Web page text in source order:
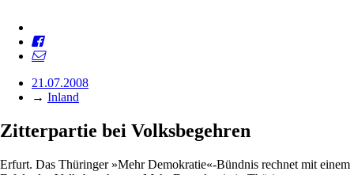
21.07.2008
→ Inland
Zitterpartie bei Volksbegehren
Erfurt. Das Thüringer »Mehr Demokratie«-Bündnis rechnet mit einem